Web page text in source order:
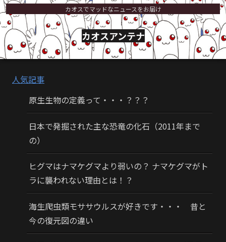
カオスでマッドなニュースをお届け
カオスアンテナ
人気記事
原生生物の定義って・・・？？？
日本で発掘された主な恐竜の化石（2011年まで
の）
ヒグマはナマケグマより弱いの？ ナマケグマがト
ラに襲われない理由とは！？
海生爬虫類モササウルスが好きです・・・ 昔と
今の復元図の違い